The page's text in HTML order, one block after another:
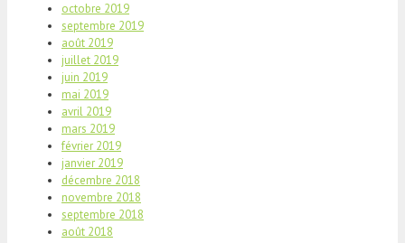
octobre 2019
septembre 2019
août 2019
juillet 2019
juin 2019
mai 2019
avril 2019
mars 2019
février 2019
janvier 2019
décembre 2018
novembre 2018
septembre 2018
août 2018